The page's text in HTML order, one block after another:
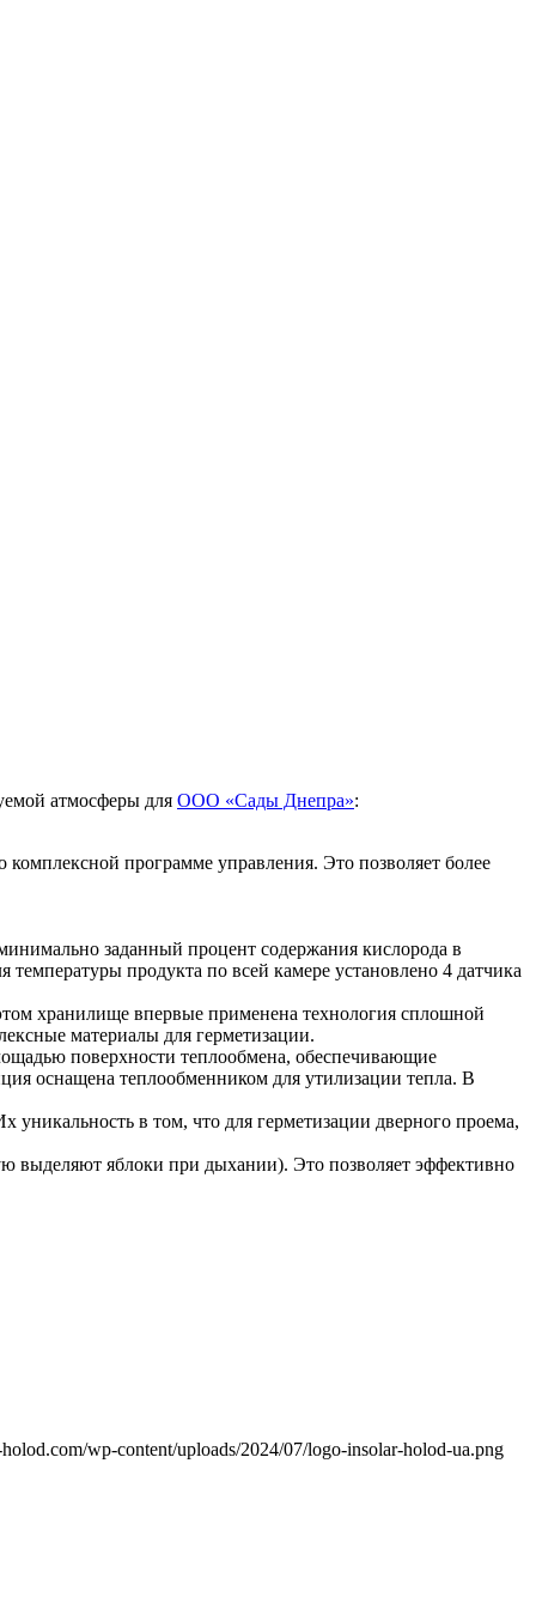
атмосферы для ООО «Сады Днепра»:
программе управления. Это позволяет более
заданный процент содержания кислорода в
продукта по всей камере установлено 4 датчика
хранилище впервые применена технология сплошной
материалы для герметизации.
поверхности теплообмена, обеспечивающие
оснащена теплообменником для утилизации тепла. В
в том, что для герметизации дверного проема,
выделяют яблоки при дыхании). Это позволяет эффективно
wp-content/uploads/2024/07/logo-insolar-holod-ua.png